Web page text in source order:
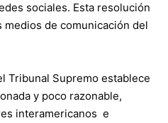
sociales. Esta resolución
de comunicación del
Tribunal Supremo establece
y poco razonable,
interamericanos e